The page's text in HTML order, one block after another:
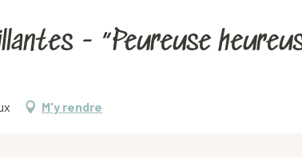
- “Peureuse
M'y rendre